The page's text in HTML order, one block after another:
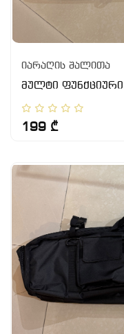
იარაღის შალითა
მულტი
199 ₾